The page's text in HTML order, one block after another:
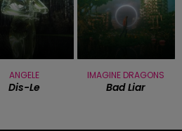
ANGELE
Dis-Le
IMAGINE DRAGONS
Bad Liar